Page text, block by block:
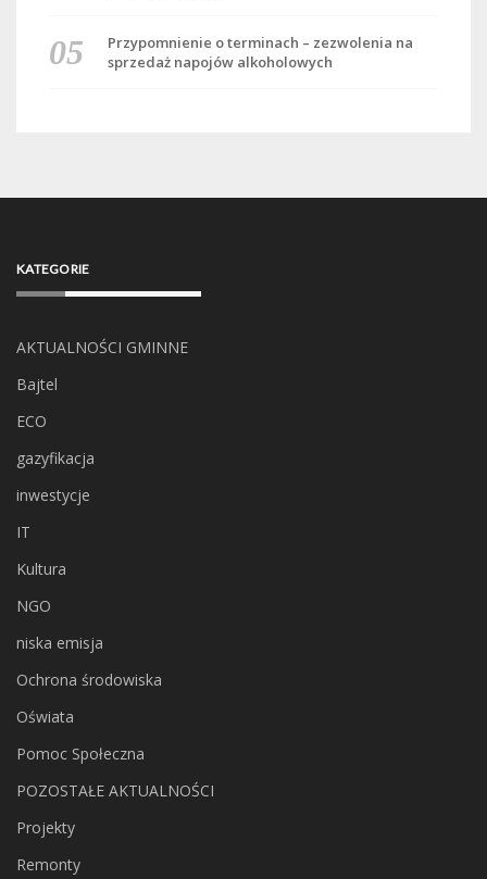
Przypomnienie o terminach – zezwolenia na
sprzedaż napojów alkoholowych
KATEGORIE
AKTUALNOŚCI GMINNE
Bajtel
ECO
gazyfikacja
inwestycje
IT
Kultura
NGO
niska emisja
Ochrona środowiska
Oświata
Pomoc Społeczna
POZOSTAŁE AKTUALNOŚCI
Projekty
Remonty